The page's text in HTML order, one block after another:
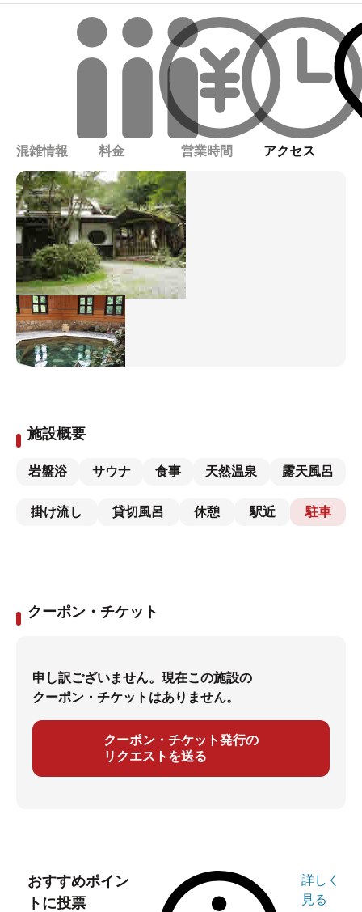
混雑情報 料金 営業時間 アクセス
施設概要
岩盤浴 サウナ 食事 天然温泉 露天風呂
掛け流し 貸切風呂 休憩 駅近 駐車
クーポン・チケット
申し訳ございません。現在この施設の
クーポン・チケットはありません。
クーポン・チケット発行の
リクエストを送る
おすすめポイン
トに投票
詳しく
見る